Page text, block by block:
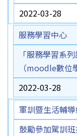
2022-03-28
服務學習中心
「服務學習系
（moodle數位
2022-03-28
軍訓暨生活輔
鼓勵參加駕訓